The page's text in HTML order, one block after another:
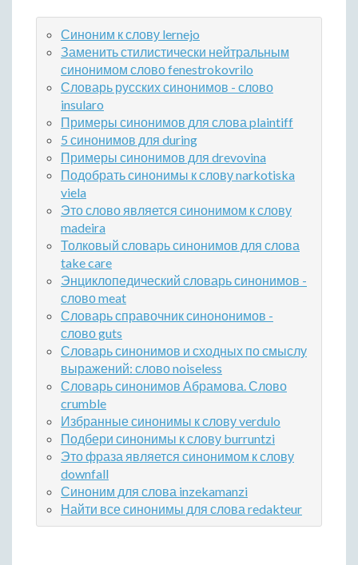
Синоним к слову lernejo
Заменить стилистически нейтральным
синонимом слово fenestrokovrilo
Словарь русских синонимов - слово
insularo
Примеры синонимов для слова plaintiff
5 синонимов для during
Примеры синонимов для drevovina
Подобрать синонимы к слову narkotiska
viela
Это слово является синонимом к слову
madeira
Толковый словарь синонимов для слова
take care
Энциклопедический словарь синонимов -
слово meat
Словарь справочник синононимов -
слово guts
Словарь синонимов и сходных по смыслу
выражений: слово noiseless
Словарь синонимов Абрамова. Слово
crumble
Избранные синонимы к слову verdulo
Подбери синонимы к слову burruntzi
Это фраза является синонимом к слову
downfall
Синоним для слова inzekamanzi
Найти все синонимы для слова redakteur